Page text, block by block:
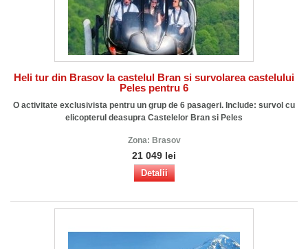
Heli tur din Brasov la castelul Bran si survolarea castelului
Peles pentru 6
O activitate exclusivista pentru un grup de 6 pasageri. Include: survol cu
elicopterul deasupra Castelelor Bran si Peles
Zona: Brasov
21 049 lei
Detalii